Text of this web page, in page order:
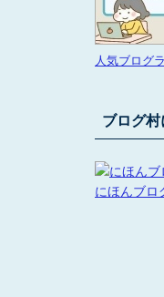
人気ブログ
ブログ村
にほんブロ